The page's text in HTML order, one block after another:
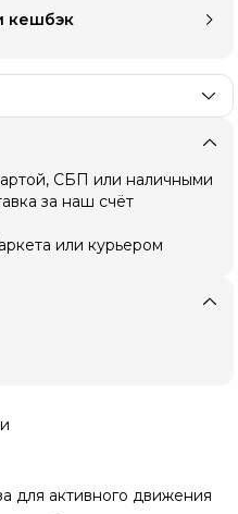
кешбэк
СБП или наличными
за наш счёт
или курьером
для активного движения